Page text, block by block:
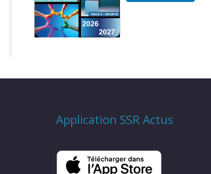
Application SSR Actus